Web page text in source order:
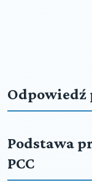
Podstawa
PCC